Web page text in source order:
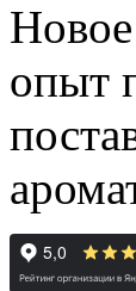
опыт